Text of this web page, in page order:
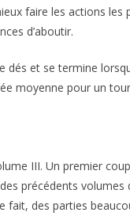
faire les actions les
d’aboutir.
et se termine
moyenne pour un
III. Un premier
précédents volumes
des parties